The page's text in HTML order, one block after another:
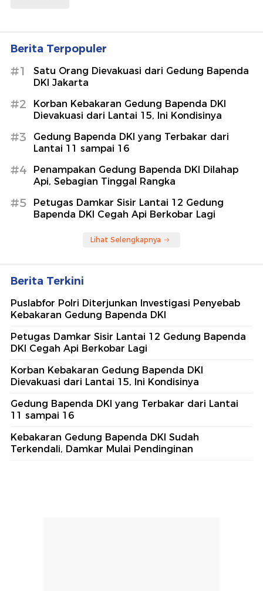
Berita Terpopuler
#1
Satu Orang Dievakuasi dari Gedung Bapenda
DKI Jakarta
#2
Korban Kebakaran Gedung Bapenda DKI
Dievakuasi dari Lantai 15, Ini Kondisinya
#3
Gedung Bapenda DKI yang Terbakar dari
Lantai 11 sampai 16
#4
Penampakan Gedung Bapenda DKI Dilahap
Api, Sebagian Tinggal Rangka
#5
Petugas Damkar Sisir Lantai 12 Gedung
Bapenda DKI Cegah Api Berkobar Lagi
Lihat Selengkapnya
Berita Terkini
Puslabfor Polri Diterjunkan Investigasi Penyebab
Kebakaran Gedung Bapenda DKI
Petugas Damkar Sisir Lantai 12 Gedung Bapenda
DKI Cegah Api Berkobar Lagi
Korban Kebakaran Gedung Bapenda DKI
Dievakuasi dari Lantai 15, Ini Kondisinya
Gedung Bapenda DKI yang Terbakar dari Lantai
11 sampai 16
Kebakaran Gedung Bapenda DKI Sudah
Terkendali, Damkar Mulai Pendinginan